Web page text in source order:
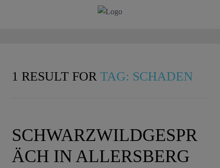
1 RESULT FOR TAG: SCHADEN
SCHWARZWILDGESPR
ÄCH IN ALLERSBERG